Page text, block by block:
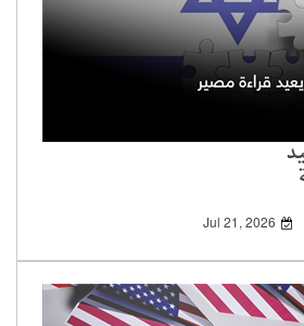
Jul 21, 2026